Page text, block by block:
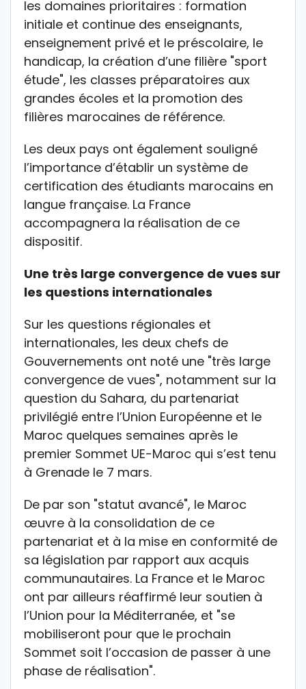
les domaines prioritaires : formation
initiale et continue des enseignants,
enseignement privé et le préscolaire, le
handicap, la création d’une filière "sport
étude", les classes préparatoires aux
grandes écoles et la promotion des
filières marocaines de référence.
Les deux pays ont également souligné
l’importance d’établir un système de
certification des étudiants marocains en
langue française. La France
accompagnera la réalisation de ce
dispositif.
Une très large convergence de vues sur
les questions internationales
Sur les questions régionales et
internationales, les deux chefs de
Gouvernements ont noté une "très large
convergence de vues", notamment sur la
question du Sahara, du partenariat
privilégié entre l’Union Européenne et le
Maroc quelques semaines après le
premier Sommet UE-Maroc qui s’est tenu
à Grenade le 7 mars.
De par son "statut avancé", le Maroc
œuvre à la consolidation de ce
partenariat et à la mise en conformité de
sa législation par rapport aux acquis
communautaires. La France et le Maroc
ont par ailleurs réaffirmé leur soutien à
l’Union pour la Méditerranée, et "se
mobiliseront pour que le prochain
Sommet soit l’occasion de passer à une
phase de réalisation".